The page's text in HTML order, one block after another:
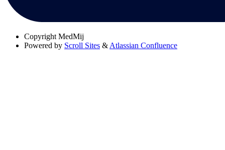
Copyright MedMij
Powered by Scroll Sites & Atlassian Confluence